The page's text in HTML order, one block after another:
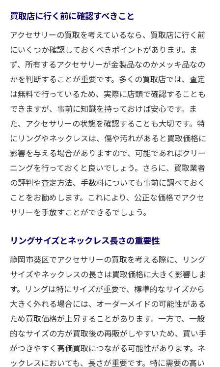
買取店に行く前に確認すべきこと
アクセサリーの買取を考えているなら、買取店に行く前
にいくつか確認しておくべきポイントがあります。ま
ず、所有するアクセサリーが金製品なのかメッキ品なの
かを判断することが重要です。多くの買取店では、査定
は無料で行っているため、実際に店頭で確認することも
できますが、事前に知識を持っておけば安心です。ま
た、アクセサリーの状態を確認することも大切です。特
にリングやネックレスは、傷や汚れがあると買取価格に
影響を与える場合がありますので、可能であればクリー
ニングを行っておくと良いでしょう。さらに、買取業者
の評判や査定方法、手数料についても事前に調べておく
ことをお勧めします。これにより、公正な価格でアクセ
サリーを手放すことができるでしょう。
リングサイズとネックレス長さの重要性
静岡市葵区でアクセサリーの買取を考える際に、リング
サイズやネックレスの長さは買取価格に大きく影響しま
す。リングは特にサイズが重要で、標準的なサイズから
大きく外れる場合には、オーダーメイドの可能性がある
ため買取価格が上昇することがあります。一方で、一般
的なサイズの方が買取後の再販がしやすいため、買い手
がつきやすく高価買取につながる可能性があります。ネ
ックレスにおいても、長さが重要です。特に需要の高い